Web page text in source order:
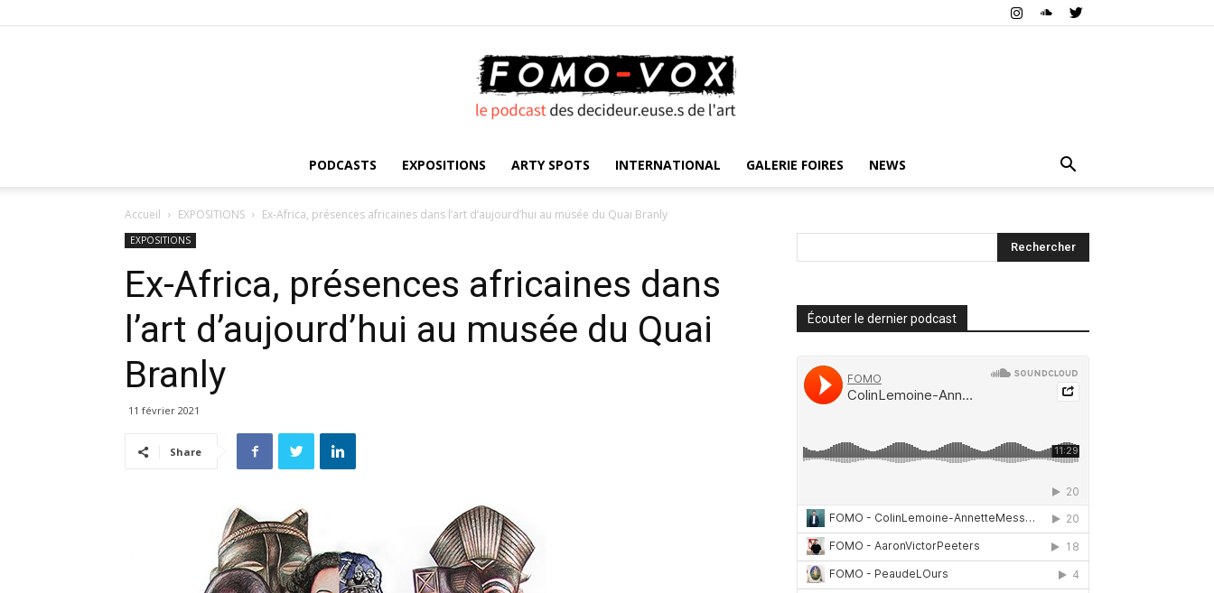
VOX
PODCASTS EXPOSITIONS ARTY SPOTS INTERNATIONAL GALERIE FOIRES NEWS
Accueil EXPOSITIONS Ex-Africa, présences africaines dans l’art d’aujourd’hui au musée du Quai Branly
EXPOSITIONS
Ex-Africa, présences africaines dans
l’art d’aujourd’hui au musée du Quai
Branly
11 février 2021
Share
Écouter le dernier podcast